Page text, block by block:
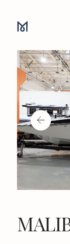
MALIBU
Отличительной чертой
часть в виде
эргономику кокпита
волны SurfGate и
в тандеме с
на набор воды в
и акустика кокпита от